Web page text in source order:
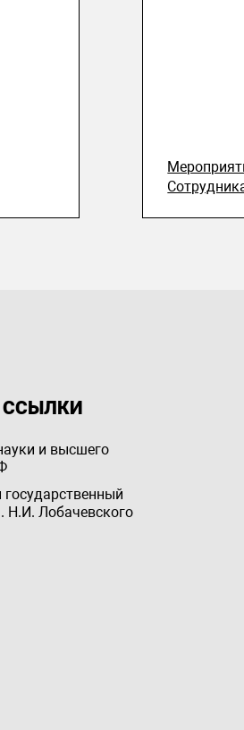
ССЫЛКИ
и высшего
Н.И. Лобачевского